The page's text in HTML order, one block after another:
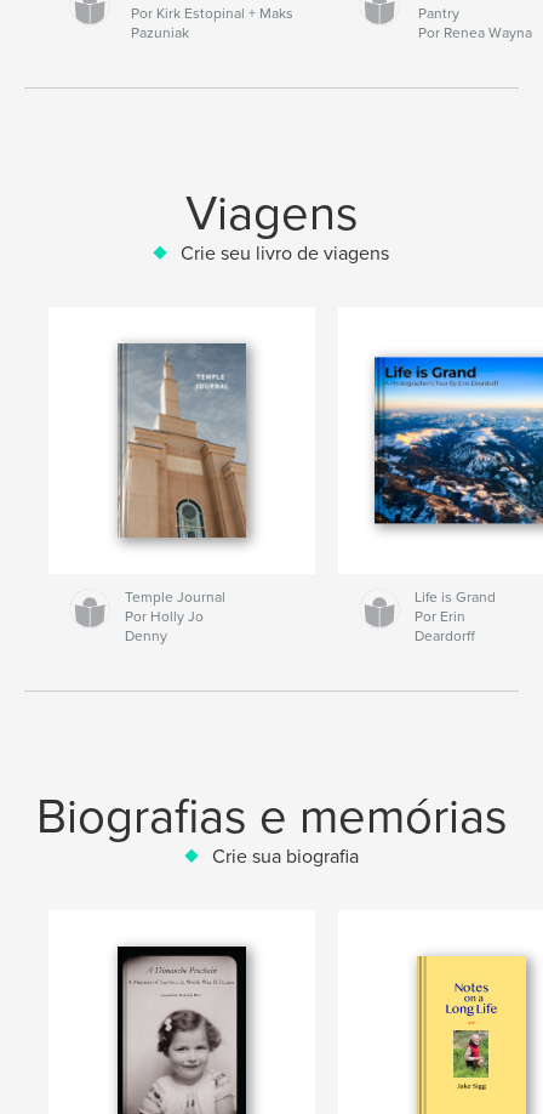
Por Kirk Estopinal + Maks
Pazuniak
Pantry
Por Renea Wayna
Viagens
Crie seu livro de viagens
Temple Journal
Por Holly Jo
Denny
Life is Grand
Por Erin
Deardorff
Biografias e memórias
Crie sua biografia